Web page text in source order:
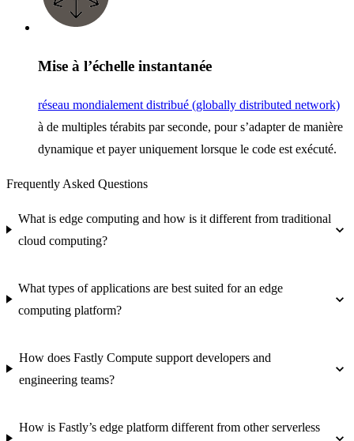
Mise à l’échelle instantanée
réseau mondialement distribué (globally distributed network)
à de multiples térabits par seconde, pour s’adapter de manière
dynamique et payer uniquement lorsque le code est exécuté.
Frequently Asked Questions
What is edge computing and how is it different from traditional
cloud computing?
What types of applications are best suited for an edge
computing platform?
How does Fastly Compute support developers and
engineering teams?
How is Fastly’s edge platform different from other serverless